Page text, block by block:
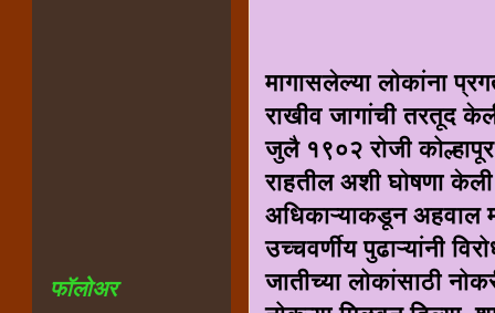
मागासलेल्या लोकांना
राखीव जागांची तरतूद
जुलै १९०२ रोजी
राहतील अशी घोषणा
अधिकाऱ्याकडून अहवाल
उच्चवर्णीय पुढाऱ्यांनी
जातीच्या लोकांसाठी
फॉलोअर